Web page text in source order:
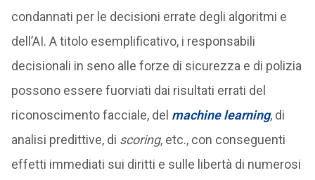
condannati per le decisioni errate degli algoritmi e
dell’AI. A titolo esemplificativo, i responsabili
decisionali in seno alle forze di sicurezza e di polizia
possono essere fuorviati dai risultati errati del
riconoscimento facciale, del machine learning, di
analisi predittive, di scoring, etc., con conseguenti
effetti immediati sui diritti e sulle libertà di numerosi